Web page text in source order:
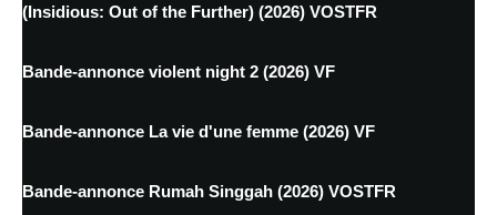
(Insidious: Out of the Further) (2026) VOSTFR
Bande-annonce violent night 2 (2026) VF
Bande-annonce La vie d'une femme (2026) VF
Bande-annonce Rumah Singgah (2026) VOSTFR